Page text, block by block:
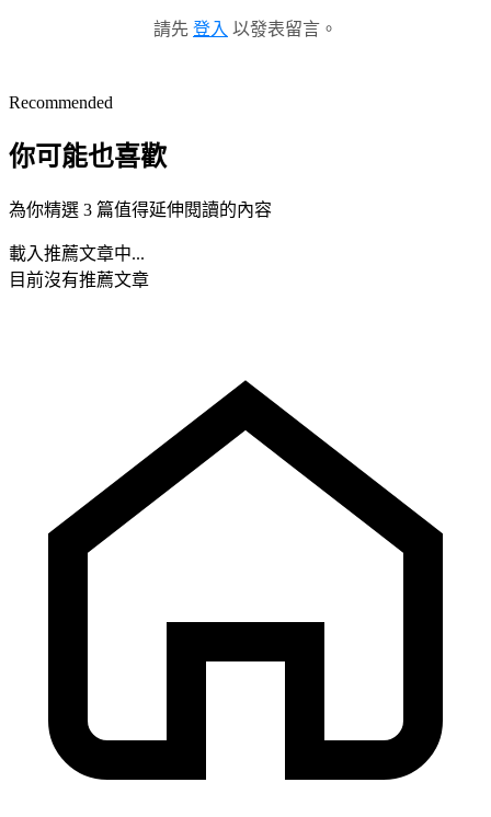
請先 登入 以發表留言。
Recommended
你可能也喜歡
為你精選 3 篇值得延伸閱讀的內容
載入推薦文章中...
目前沒有推薦文章